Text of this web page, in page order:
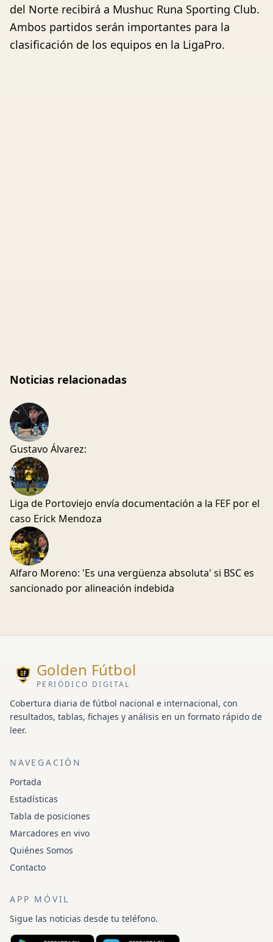
del Norte recibirá a Mushuc Runa Sporting Club.
Ambos partidos serán importantes para la
clasificación de los equipos en la LigaPro.
Noticias relacionadas
Gustavo Álvarez:
Liga de Portoviejo envía documentación a la FEF por el
caso Erick Mendoza
Alfaro Moreno: 'Es una vergüenza absoluta' si BSC es
sancionado por alineación indebida
Golden Fútbol
PERIÓDICO DIGITAL
Cobertura diaria de fútbol nacional e internacional, con
resultados, tablas, fichajes y análisis en un formato rápido de
leer.
NAVEGACIÓN
Portada
Estadísticas
Tabla de posiciones
Marcadores en vivo
Quiénes Somos
Contacto
APP MÓVIL
Sigue las noticias desde tu teléfono.